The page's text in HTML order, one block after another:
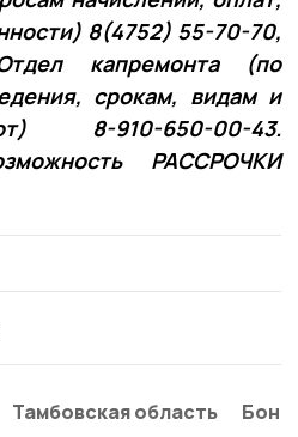
8(4752) 55-70-70,
капремонта (по
срокам, видам и
8-910-650-00-43.
РАССРОЧКИ
Тамбовская область